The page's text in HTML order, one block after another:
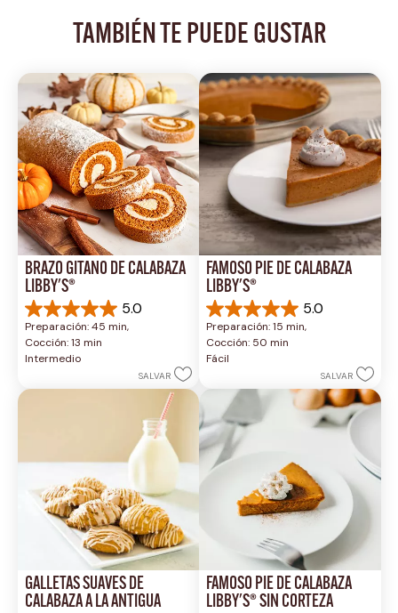
TAMBIÉN TE PUEDE GUSTAR
BRAZO GITANO DE CALABAZA
LIBBY'S®
5.0
5.0
de
5
estrellas.
reseña
Preparación: 45 min,
Cocción: 13 min
Intermedio
SALVAR
FAMOSO PIE DE CALABAZA
LIBBY'S®
5.0
5.0
de
5
estrellas.
reseñas
Preparación: 15 min,
Cocción: 50 min
Fácil
SALVAR
GALLETAS SUAVES DE
CALABAZA A LA ANTIGUA
FAMOSO PIE DE CALABAZA
LIBBY'S® SIN CORTEZA